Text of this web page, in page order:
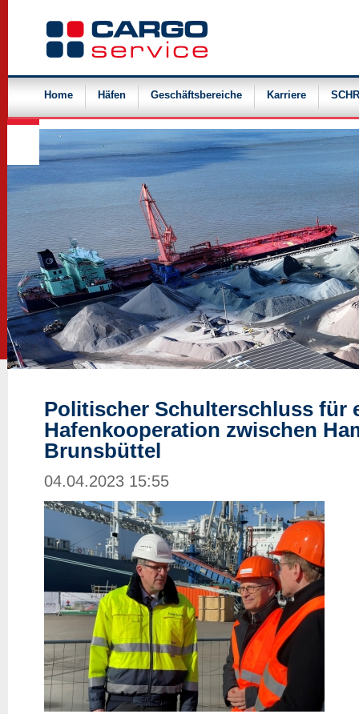
Navigation
überspringen
Home Häfen Geschäftsbereiche Karriere
Politischer Schulterschluss für
Hafenkooperation zwischen
Brunsbüttel
04.04.2023 15:55